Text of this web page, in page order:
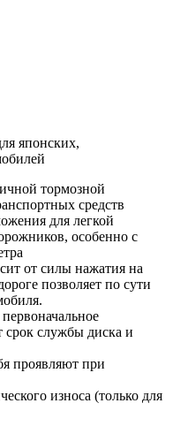
японских,
тормозной
средств
для легкой
особенно с
от силы нажатия на
позволяет по сути
срок службы диска и
проявляют при
износа (только для